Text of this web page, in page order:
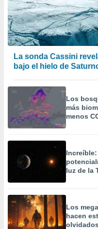
La sonda Cassini
bajo el hielo de
Los
más
menos
luz de la
Los
hacen